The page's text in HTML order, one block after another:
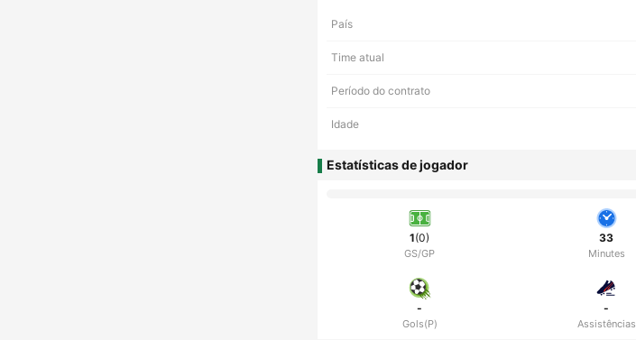
País
Time atual
Período do contrato
Idade
Estatísticas de jogador
1(0)
GS/GP
33
Minutes
-
Gols(P)
-
Assistências